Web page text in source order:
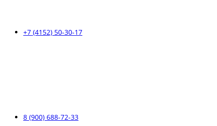
+7 (4152) 50-30-17
8 (900) 688-72-33